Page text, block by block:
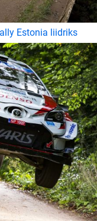
Estonia liidriks